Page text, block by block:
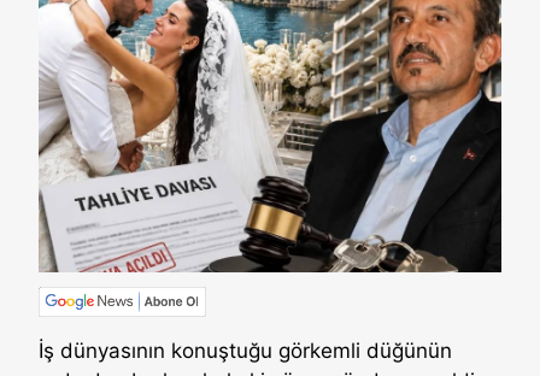
İş dünyasının konuştuğu görkemli düğünün